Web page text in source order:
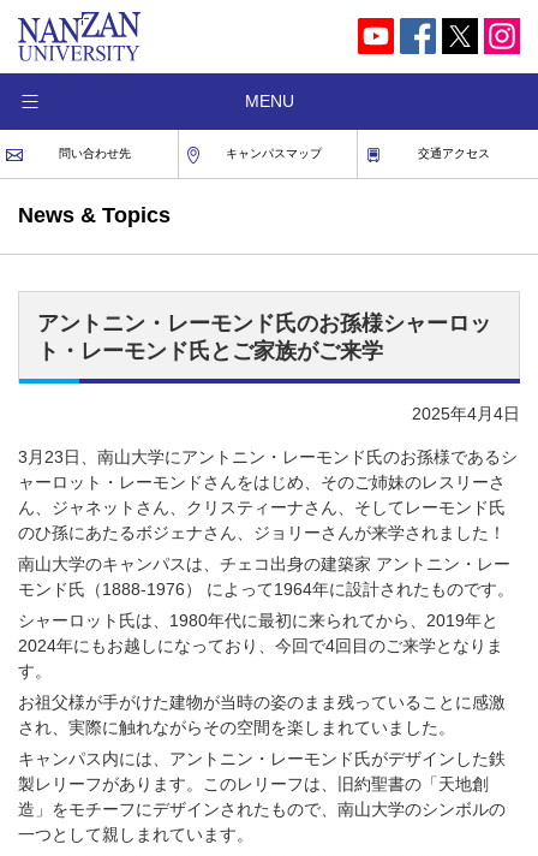
MENU
問い合わせ先 キャンパスマップ 交通アクセス
News & Topics
アントニン・レーモンド氏のお孫様シャーロッ
ト・レーモンド氏とご家族がご来学
2025年4月4日
3月23日、南山大学にアントニン・レーモンド氏のお孫様であるシ
ャーロット・レーモンドさんをはじめ、そのご姉妹のレスリーさ
ん、ジャネットさん、クリスティーナさん、そしてレーモンド氏
のひ孫にあたるボジェナさん、ジョリーさんが来学されました！
南山大学のキャンパスは、チェコ出身の建築家 アントニン・レー
モンド氏（1888-1976） によって1964年に設計されたものです。
シャーロット氏は、1980年代に最初に来られてから、2019年と
2024年にもお越しになっており、今回で4回目のご来学となりま
す。
お祖父様が手がけた建物が当時の姿のまま残っていることに感激
され、実際に触れながらその空間を楽しまれていました。
キャンパス内には、アントニン・レーモンド氏がデザインした鉄
製レリーフがあります。このレリーフは、旧約聖書の「天地創
造」をモチーフにデザインされたもので、南山大学のシンボルの
一つとして親しまれています。